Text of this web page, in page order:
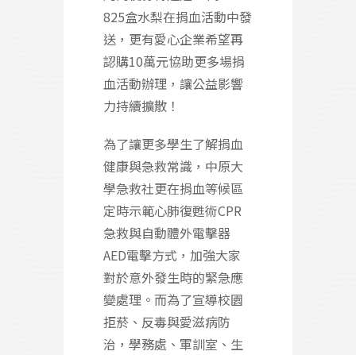
825盒水梨在捐血活動中發
送，更有愛心企業希望再
認購10萬元協助更多場捐
血活動辦理，讓公益影響
力持續擴散！
為了讓更多學生了解捐血
健康與急救常識，中原大
學急救社更在捐血等候區
定時示範心肺復甦術CPR
急救與自動體外電擊器
AED電擊方式，加強大家
對於意外發生時的緊急應
變處理。而為了宣導校園
拒菸、反毒與愛滋病防
治，學務處、軍訓室、生